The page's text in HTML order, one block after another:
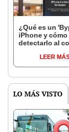
¿Qué es un
iPhone y cómo
detectarlo al
LEER
LO MÁS VISTO